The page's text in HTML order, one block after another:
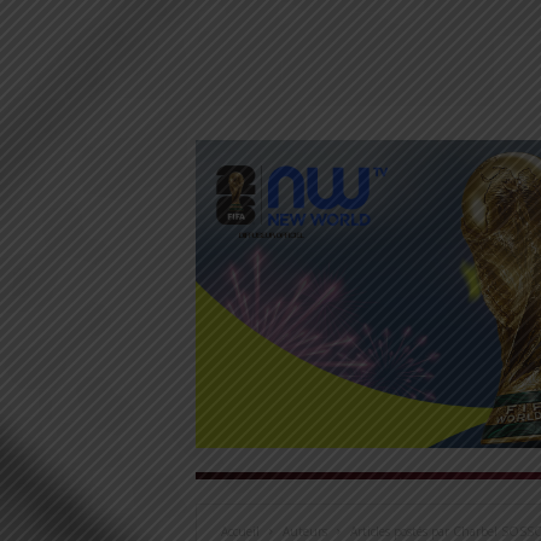
Accueil Auteurs Articles postés par Charbel